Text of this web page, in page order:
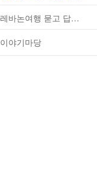
레바논여행 묻고 답하기
이야기마당